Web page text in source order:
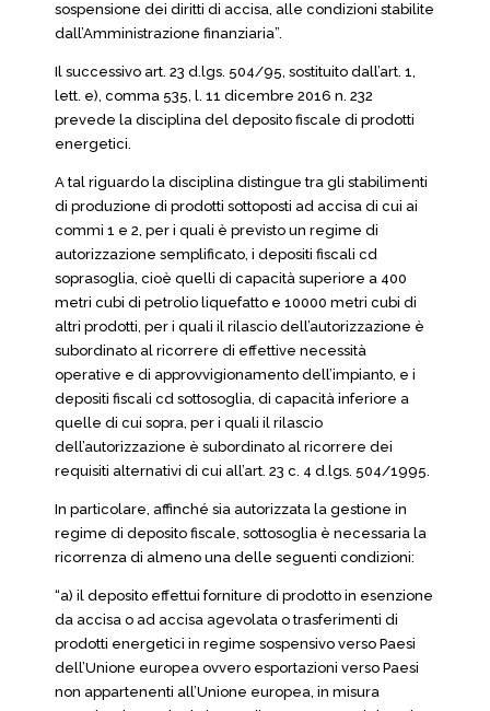
sospensione dei diritti di accisa, alle condizioni stabilite
dall’Amministrazione finanziaria”.
Il successivo art. 23 d.lgs. 504/95, sostituito dall’art. 1,
lett. e), comma 535, l. 11 dicembre 2016 n. 232
prevede la disciplina del deposito fiscale di prodotti
energetici.
A tal riguardo la disciplina distingue tra gli stabilimenti
di produzione di prodotti sottoposti ad accisa di cui ai
commi 1 e 2, per i quali è previsto un regime di
autorizzazione semplificato, i depositi fiscali cd
soprasoglia, cioè quelli di capacità superiore a 400
metri cubi di petrolio liquefatto e 10000 metri cubi di
altri prodotti, per i quali il rilascio dell’autorizzazione è
subordinato al ricorrere di effettive necessità
operative e di approvvigionamento dell’impianto, e i
depositi fiscali cd sottosoglia, di capacità inferiore a
quelle di cui sopra, per i quali il rilascio
dell’autorizzazione è subordinato al ricorrere dei
requisiti alternativi di cui all’art. 23 c. 4 d.lgs. 504/1995.
In particolare, affinché sia autorizzata la gestione in
regime di deposito fiscale, sottosoglia è necessaria la
ricorrenza di almeno una delle seguenti condizioni:
“a) il deposito effettui forniture di prodotto in esenzione
da accisa o ad accisa agevolata o trasferimenti di
prodotti energetici in regime sospensivo verso Paesi
dell’Unione europea ovvero esportazioni verso Paesi
non appartenenti all’Unione europea, in misura